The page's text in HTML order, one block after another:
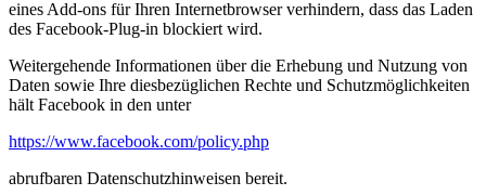
eines Add-ons für Ihren Internetbrowser verhindern, dass das Laden
des Facebook-Plug-in blockiert wird.
Weitergehende Informationen über die Erhebung und Nutzung von
Daten sowie Ihre diesbezüglichen Rechte und Schutzmöglichkeiten
hält Facebook in den unter
https://www.facebook.com/policy.php
abrufbaren Datenschutzhinweisen bereit.